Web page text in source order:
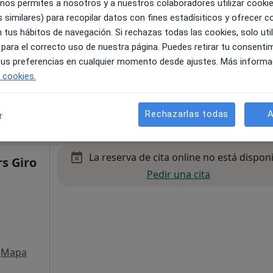
Mapa
Giro
Mapa
La reserva de cita online no está
Pedir una cita
permites a nosotros y a nuestros colaboradores utilizar
similares) para recopilar datos con fines estadísiticos y ofrecer
tus hábitos de navegación. Si rechazas todas las cookies, solo
el correcto uso de nuestra página. Puedes retirar tu
preferencias en cualquier momento desde ajustes. Más
Rechazarlas todas